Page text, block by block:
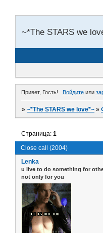
~*The STARS we
Привет, Гость! Войдитеили
»~*The STARS we love*~ »
Close call (2004)
Страница:1
Lenka
u live to do something for
not only for you